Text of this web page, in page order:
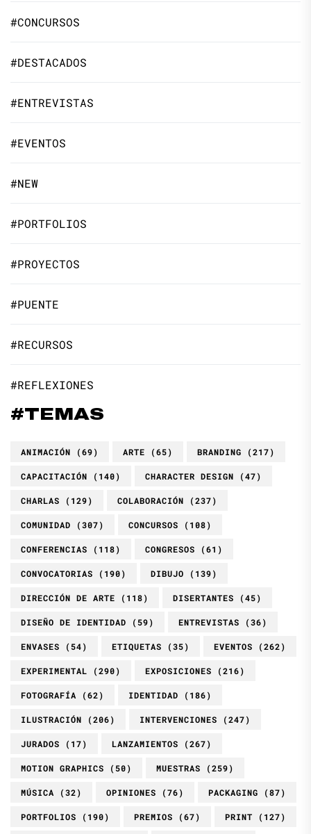
#CONCURSOS
#DESTACADOS
#ENTREVISTAS
#EVENTOS
#NEW
#PORTFOLIOS
#PROYECTOS
#PUENTE
#RECURSOS
#REFLEXIONES
#TEMAS
ANIMACIÓN (69) ARTE (65) BRANDING (217)
CAPACITACIÓN (140) CHARACTER DESIGN (47)
CHARLAS (129) COLABORACIÓN (237)
COMUNIDAD (307) CONCURSOS (108)
CONFERENCIAS (118) CONGRESOS (61)
CONVOCATORIAS (190) DIBUJO (139)
DIRECCIÓN DE ARTE (118) DISERTANTES (45)
DISEÑO DE IDENTIDAD (59) ENTREVISTAS (36)
ENVASES (54) ETIQUETAS (35) EVENTOS (262)
EXPERIMENTAL (290) EXPOSICIONES (216)
FOTOGRAFÍA (62) IDENTIDAD (186)
ILUSTRACIÓN (206) INTERVENCIONES (247)
JURADOS (17) LANZAMIENTOS (267)
MOTION GRAPHICS (50) MUESTRAS (259)
MÚSICA (32) OPINIONES (76) PACKAGING (87)
PORTFOLIOS (190) PREMIOS (67) PRINT (127)